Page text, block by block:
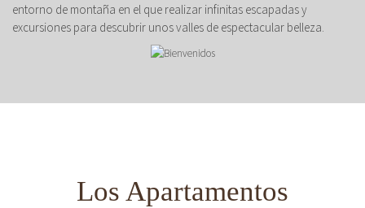
entorno de montaña en el que realizar infinitas escapadas y
excursiones para descubrir unos valles de espectacular belleza.
Los Apartamentos